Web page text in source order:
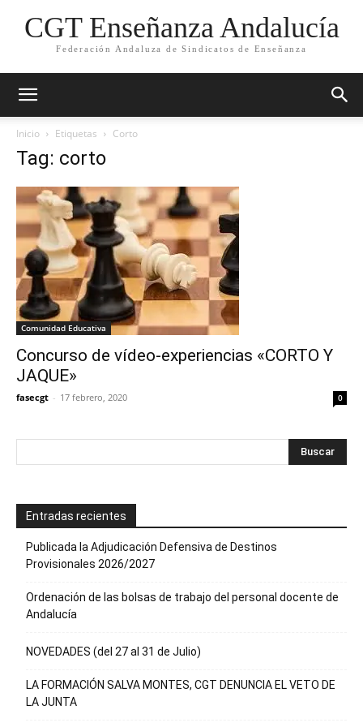
CGT Enseñanza Andalucía
Federación Andaluza de Sindicatos de Enseñanza
Inicio Etiquetas Corto
Tag: corto
Comunidad Educativa
Concurso de vídeo-experiencias «CORTO Y
JAQUE»
fasecgt - 17 febrero, 2020 0
Entradas recientes
Publicada la Adjudicación Defensiva de Destinos
Provisionales 2026/2027
Ordenación de las bolsas de trabajo del personal docente de
Andalucía
NOVEDADES (del 27 al 31 de Julio)
LA FORMACIÓN SALVA MONTES, CGT DENUNCIA EL VETO DE
LA JUNTA